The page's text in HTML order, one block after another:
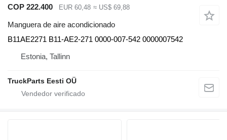
COP 222.400 EUR 60,48 ≈ US$ 69,88
Manguera de aire acondicionado
B11AE2271 B11-AE2-271 0000-007-542 0000007542
Estonia, Tallinn
TruckParts Eesti OÜ